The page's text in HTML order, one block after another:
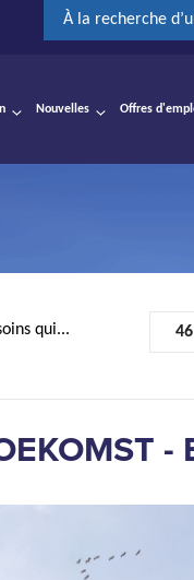
À la recherche
Nouvelles Offres
qui... 46
-